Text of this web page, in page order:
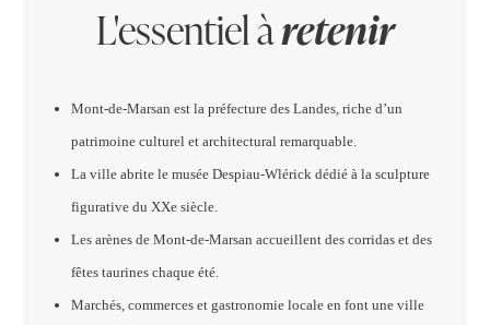
L'essentiel àretenir
Mont-de-Marsan est la préfecture des Landes, riche d’un
patrimoine culturel et architectural remarquable.
La ville abrite le musée Despiau-Wlérick dédié à la sculpture
figurative du XXe siècle.
Les arènes de Mont-de-Marsan accueillent des corridas et des
fêtes taurines chaque été.
Marchés, commerces et gastronomie locale en font une ville